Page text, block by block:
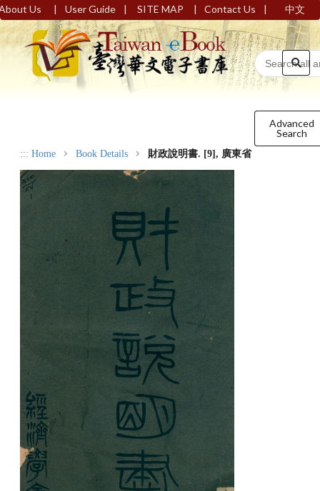
Us | User Guide | SITE MAP | Contact Us | 中文
Advanced
Search
::: Home Book Details 財政說明書. [9], 廣東省